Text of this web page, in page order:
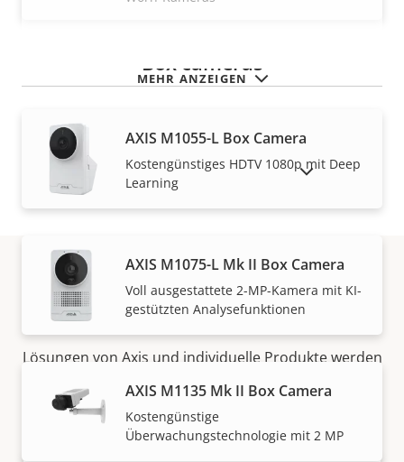
MEHR ANZEIGEN
Box cameras
AXIS M1055-L Box Camera
Kostengünstiges HDTV 1080p mit Deep
Learning
AXIS M1075-L Mk II Box Camera
Voll ausgestattete 2-MP-Kamera mit KI-
gestützten Analysefunktionen
AXIS M1135 Mk II Box Camera
Kostengünstige
Überwachungstechnologie mit 2 MP
AUSLAUFPRODUKTE ANZEIGEN
Vertrieb
Lösungen von Axis und individuelle Produkte werden
von unseren vertrauenswürdigen Partnern verkauft
und fachmännisch installiert.